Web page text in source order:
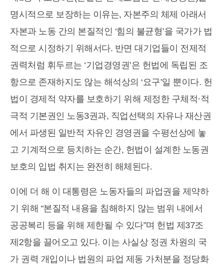
명시적으로 보장하는 이유는, 자본주의 체제 아래서
자본과 노동 간의 본질적인 ‘힘의 불균형’을 국가가 법
적으로 시정하기 위해서다. 반면 대기업들이 전제적
권력처럼 휘두르는 ‘기업경영권’은 헌법에 독립된 조
항으로 존재하지도 않는 해석상의 ‘요구’일 뿐이다. 헌
법이 경제적 약자를 보호하기 위해 제정한 구체적·적
극적 기본권인 노동3권과, 직업선택의 자유나 재산권
에서 파생된 일반적 자유인 경영권을 수평선상에 놓
고 기계적으로 등치하는 순간, 헌법이 설계한 노동권
보호의 입법 취지는 완전히 해체된다.
이에 더 해 이 대통령은 노동자들의 파업권을 제약하
기 위해 “본질적 내용을 침해하지 않는 범위 내에서
공공복리 등을 위해 제한될 수 있다”며 헌법 제37조
제2항을 끌어오고 있다. 이는 사실상 정권 차원의 국
가 권력 개입이나 법원의 파업 제동 가처분을 정당화